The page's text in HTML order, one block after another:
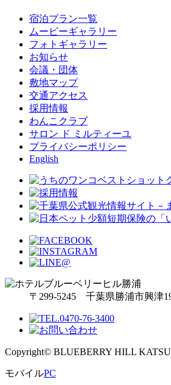
宿泊プラン一覧
ムービーギャラリー
フォトギャラリー
お知らせ
会議・団体
敷地マップ
交通アクセス
採用情報
わんこクラブ
サロン ド ミルティーユ
プライバシーポリシー
English
〒299-5245 千葉県勝浦市興津
Copyright© BLUEBERRY HILL
モバイルPC